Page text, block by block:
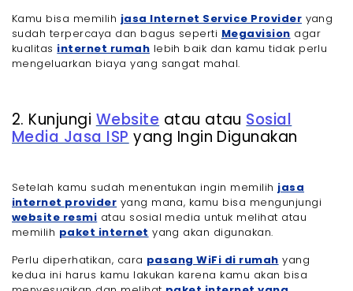
Kamu bisa memilih jasa Internet Service Provider yang
sudah terpercaya dan bagus seperti Megavision agar
kualitas internet rumah lebih baik dan kamu tidak perlu
mengeluarkan biaya yang sangat mahal.
2. KunjungiWebsiteatau atauSosial
Media Jasa ISPyang Ingin Digunakan
Setelah kamu sudah menentukan ingin memilih jasa
internet provider yang mana, kamu bisa mengunjungi
website resmi atau sosial media untuk melihat atau
memilih paket internet yang akan digunakan.
Perlu diperhatikan, cara pasang WiFi di rumah yang
kedua ini harus kamu lakukan karena kamu akan bisa